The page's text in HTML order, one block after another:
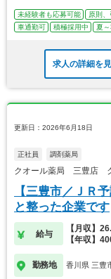
未経験者も応募可能 原則、
車通勤可
積極採用中 夏
求人の詳細を
更新日：2026年6月18日
正社員 調剤薬局
クオール薬局 三豊店
【三豊市／ＪＲ
と整った企業です
給与
【月収】
【年収】
勤務地 香川県 三豊